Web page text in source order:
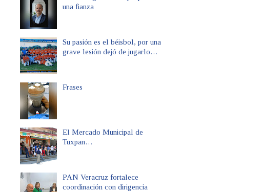
una fianza
Su pasión es el béisbol, por una
grave lesión dejó de jugarlo…
Frases
El Mercado Municipal de
Tuxpan…
PAN Veracruz fortalece
coordinación con dirigencia